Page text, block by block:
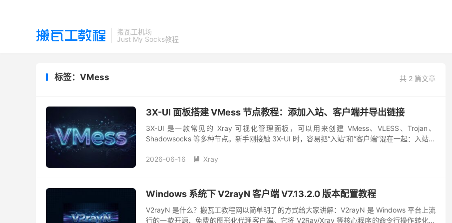
搬瓦工机场
Just My Socks教程
共 2 篇文章
标签：VMess
3X-UI 面板搭建 VMess 节点教程：添加入站、客户端并导出链接
3X-UI 是一款常见的 Xray 可视化管理面板，可以用来创建 VMess、VLESS、Trojan、
Shadowsocks 等多种节点。新手刚接触 3X-UI 时，容易把“入站”和“客户端”混在一起：入站负
2026-06-16
 Xray
Windows 系统下 V2rayN 客户端 V7.13.2.0 版本配置教程
V2rayN 是什么？搬瓦工教程网以简单明了的方式给大家讲解：V2rayN 是 Windows 平台上流
行的一款开源、免费的图形化代理客户端。它将 V2Ray/Xray 等核心程序的命令行操作转化为